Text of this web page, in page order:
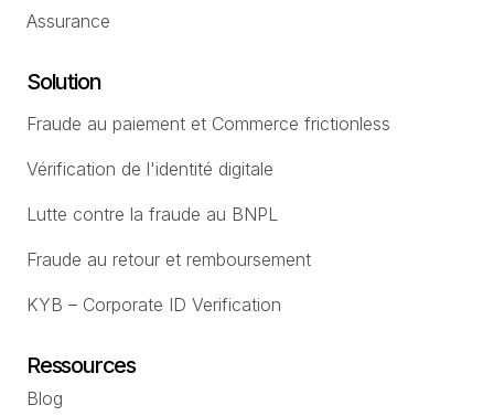
Assurance
Solution
Fraude au paiement et Commerce frictionless
Vérification de l'identité digitale
Lutte contre la fraude au BNPL
Fraude au retour et remboursement
KYB – Corporate ID Verification
Ressources
Blog